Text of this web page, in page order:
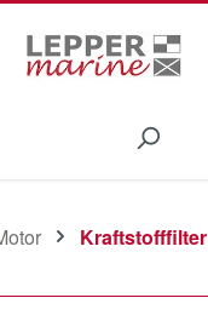
Kraftstofffilter